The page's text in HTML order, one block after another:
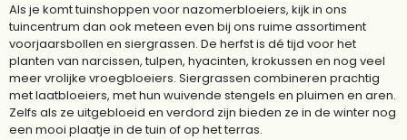
Als je komt tuinshoppen voor nazomerbloeiers, kijk in ons
tuincentrum dan ook meteen even bij ons ruime assortiment
voorjaarsbollen en siergrassen. De herfst is dé tijd voor het
planten van narcissen, tulpen, hyacinten, krokussen en nog veel
meer vrolijke vroegbloeiers. Siergrassen combineren prachtig
met laatbloeiers, met hun wuivende stengels en pluimen en aren.
Zelfs als ze uitgebloeid en verdord zijn bieden ze in de winter nog
een mooi plaatje in de tuin of op het terras.